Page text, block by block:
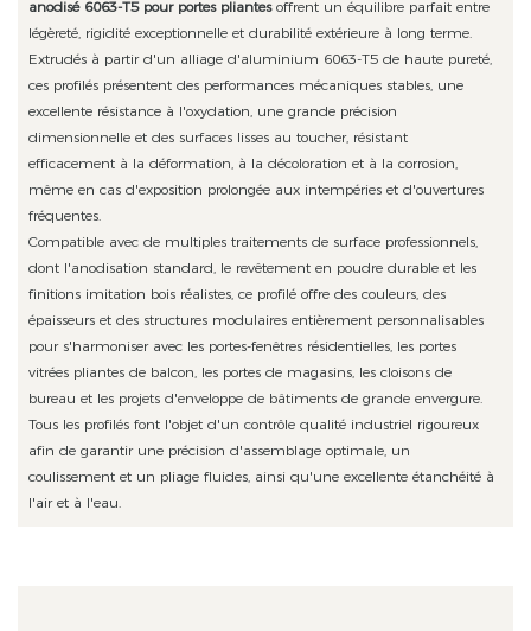
anodisé 6063-T5 pour portes pliantesoffrent un équilibre parfait entre
légèreté, rigidité exceptionnelle et durabilité extérieure à long terme.
Extrudés à partir d'un alliage d'aluminium 6063-T5 de haute pureté,
ces profilés présentent des performances mécaniques stables, une
excellente résistance à l'oxydation, une grande précision
dimensionnelle et des surfaces lisses au toucher, résistant
efficacement à la déformation, à la décoloration et à la corrosion,
même en cas d'exposition prolongée aux intempéries et d'ouvertures
fréquentes.
Compatible avec de multiples traitements de surface professionnels,
dont l'anodisation standard, le revêtement en poudre durable et les
finitions imitation bois réalistes, ce profilé offre des couleurs, des
épaisseurs et des structures modulaires entièrement personnalisables
pour s'harmoniser avec les portes-fenêtres résidentielles, les portes
vitrées pliantes de balcon, les portes de magasins, les cloisons de
bureau et les projets d'enveloppe de bâtiments de grande envergure.
Tous les profilés font l'objet d'un contrôle qualité industriel rigoureux
afin de garantir une précision d'assemblage optimale, un
coulissement et un pliage fluides, ainsi qu'une excellente étanchéité à
l'air et à l'eau.